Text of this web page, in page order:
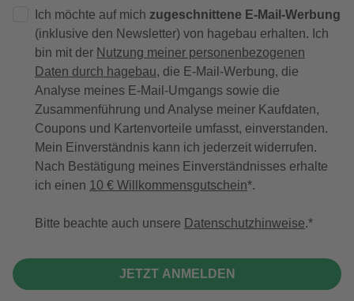
Ich möchte auf mich zugeschnittene E-Mail-Werbung
(inklusive den Newsletter) von hagebau erhalten. Ich
bin mit der Nutzung meiner personenbezogenen
Daten durch hagebau, die E-Mail-Werbung, die
Analyse meines E-Mail-Umgangs sowie die
Zusammenführung und Analyse meiner Kaufdaten,
Coupons und Kartenvorteile umfasst, einverstanden.
Mein Einverständnis kann ich jederzeit widerrufen.
Nach Bestätigung meines Einverständnisses erhalte
ich einen 10 € Willkommensgutschein*.
Bitte beachte auch unsere Datenschutzhinweise.
JETZT ANMELDEN